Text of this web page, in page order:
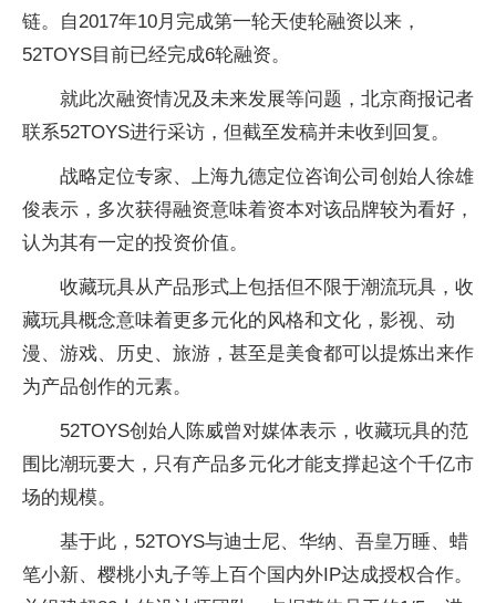
链。自2017年10月完成第一轮天使轮融资以来，
52TOYS目前已经完成6轮融资。
就此次融资情况及未来发展等问题，北京商报记者
联系52TOYS进行采访，但截至发稿并未收到回复。
战略定位专家、上海九德定位咨询公司创始人徐雄
俊表示，多次获得融资意味着资本对该品牌较为看好，
认为其有一定的投资价值。
收藏玩具从产品形式上包括但不限于潮流玩具，收
藏玩具概念意味着更多元化的风格和文化，影视、动
漫、游戏、历史、旅游，甚至是美食都可以提炼出来作
为产品创作的元素。
52TOYS创始人陈威曾对媒体表示，收藏玩具的范
围比潮玩要大，只有产品多元化才能支撑起这个千亿市
场的规模。
基于此，52TOYS与迪士尼、华纳、吾皇万睡、蜡
笔小新、樱桃小丸子等上百个国内外IP达成授权合作。